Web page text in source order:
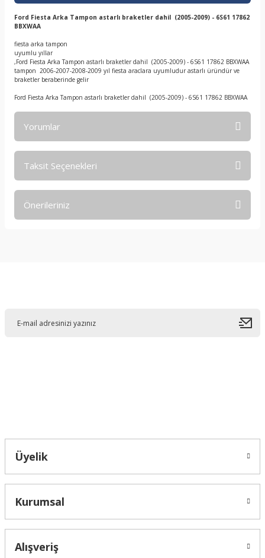
Ford Fiesta Arka Tampon astarlı braketler dahil (2005-2009) - 6S61 17862
BBXWAA
fiesta arka tampon
uyumlu yıllar
,Ford Fiesta Arka Tampon astarlı braketler dahil (2005-2009) - 6S61 17862 BBXWAA
tampon 2006-2007-2008-2009 yıl fiesta araclara uyumludur astarlı üründür ve
braketler beraberinde gelir
Ford Fiesta Arka Tampon astarlı braketler dahil (2005-2009) - 6S61 17862 BBXWAA
Yorumlar
Taksit Seçenekleri
Önerileriniz
Üyelik
Kurumsal
Alışveriş